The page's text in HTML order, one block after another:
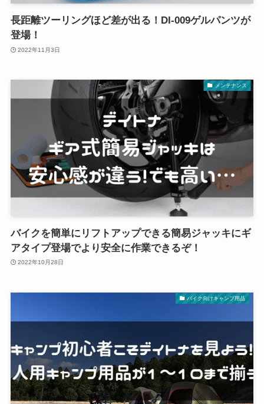
長距離ツーリングほど差が出る！DI-009ゲルパンツが
登場！
2022年11月3日
メンテナンス
バイクを簡単にリフトアップできる簡易ジャッキにギ
アタイプ登場でより安全に作業できるぞ！
2022年10月28日
バイク向けキャンプ用品